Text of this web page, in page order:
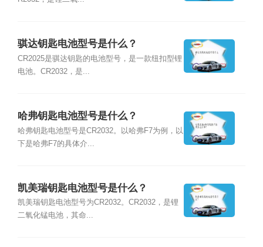
骐达钥匙电池型号是什么？
CR2025是骐达钥匙的电池型号，是一款纽扣型锂
电池。CR2032，是...
哈弗钥匙电池型号是什么？
哈弗钥匙电池型号是CR2032。以哈弗F7为例，以
下是哈弗F7的具体介...
凯美瑞钥匙电池型号是什么？
凯美瑞钥匙电池型号为CR2032。CR2032，是锂
二氧化锰电池，其命...